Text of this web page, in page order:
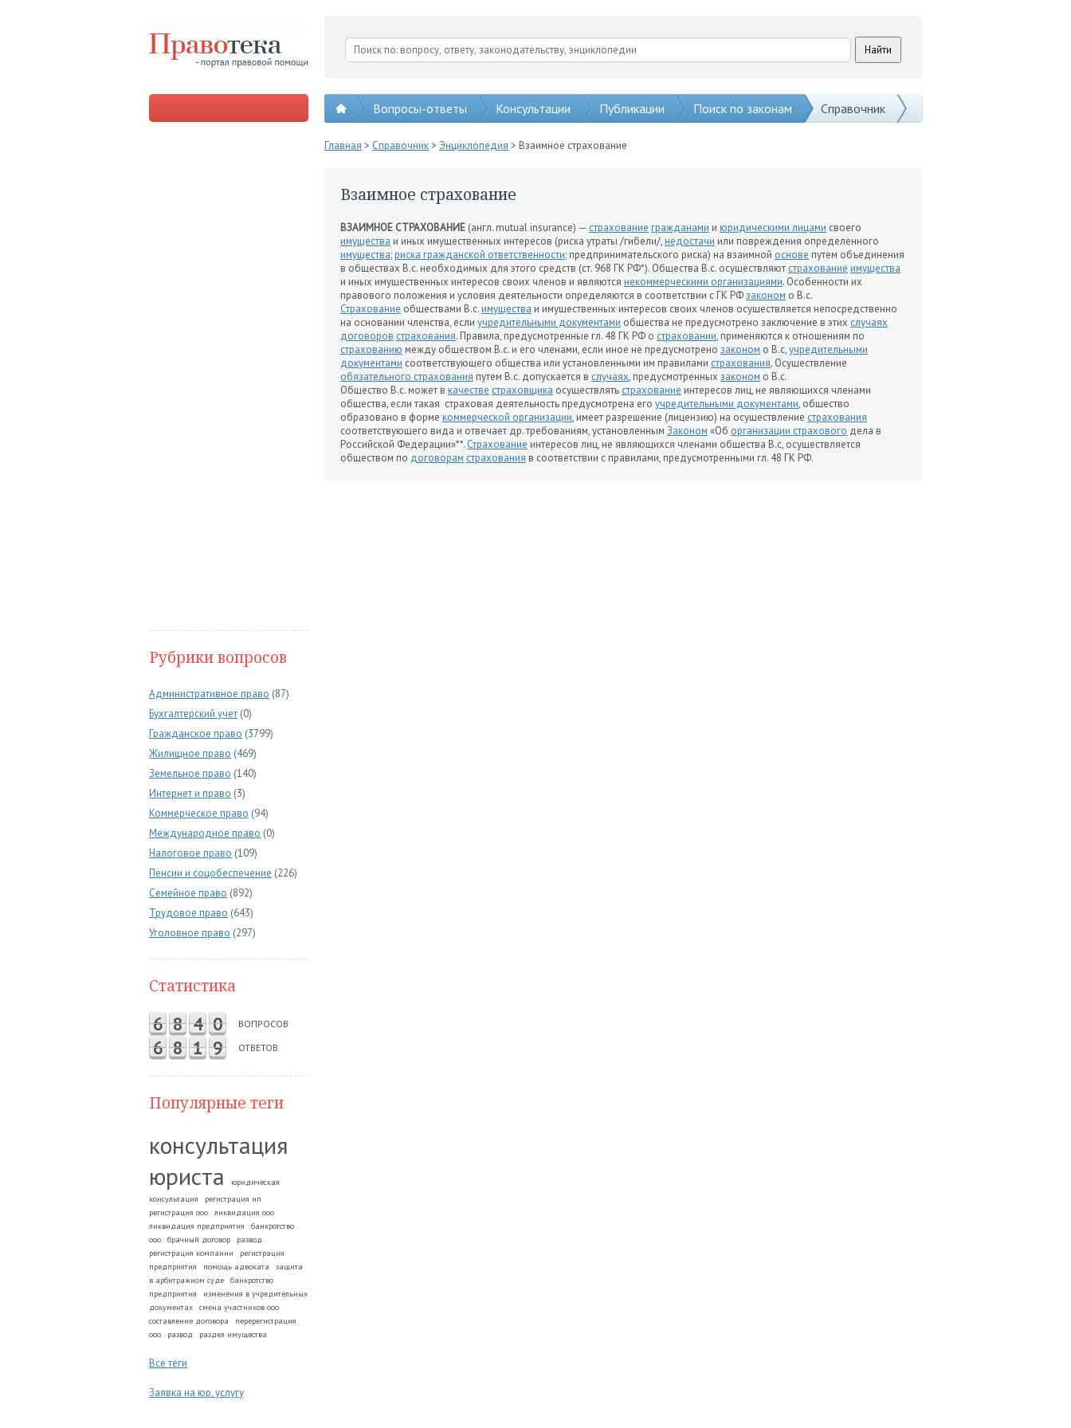
Вопросы-ответы Консультации Публикации Поиск по законам Справочник
Рубрики вопросов
Административное право (87)
Бухгалтерский учет (0)
Гражданское право (3799)
Жилищное право (469)
Земельное право (140)
Интернет и право (3)
Коммерческое право (94)
Международное право (0)
Налоговое право (109)
Пенсии и соцобеспечение (226)
Семейное право (892)
Трудовое право (643)
Уголовное право (297)
Статистика
6 8 4 0 ВОПРОСОВ
6 8 1 9 ОТВЕТОВ
Популярные теги
консультация
юриста
юридическая
консультация
регистрация ип
регистрация ооо
ликвидация ооо
ликвидация предприятия
банкротство
ооо
брачный договор
развод.
регистрация компании
регистрация
предприятия
помощь адвоката
защита
в арбитражном суде
банкротство
предприятия
изменения в учредительных
документах
смена участников ооо
составление договора
перерегистрация
ооо
развод раздел имущества
Все теги
Заявка на юр. услугу
Главная > Справочник> Энциклопедия > Взаимное страхование
Взаимное страхование
ВЗАИМНОЕ СТРАХОВАНИЕ (англ. mutual insurance) — страхование гражданами и юридическими лицами своего
имущества и иных имущественных интересов (риска утраты /гибели/,недостачи или повреждения определенного
имущества;риска гражданской ответственности; предпринимательского риска) на взаимной основе путем объединения
в обществах В.с. необходимых для этого средств (ст. 968 ГК РФ*). Общества В.с. осуществляют страхование имущества
и иных имущественных интересов своих членов и являются некоммерческими организациями. Особенности их
правового положения и условия деятельности определяются в соответствии с ГК РФзаконом о В.с.
Страхование обществами В.с.имущества и имущественных интересов своих членов осуществляется непосредственно
на основании членства, если учредительными документами общества не предусмотрено заключение в этих случаях
договоров страхования. Правила, предусмотренные гл. 48 ГК РФ о страховании, применяются к отношениям по
страхованию между обществом В.с. и его членами, если иное не предусмотрено законом о В.с,учредительными
документами соответствующего общества или установленными им правилами страхования. Осуществление
обязательного страхования путем В.с. допускается в случаях, предусмотренных законом о В.с.
Общество В.с. может в качестве страховщика осуществлять страхование интересов лиц, не являющихся членами
общества, если такая страховая деятельность предусмотрена его учредительными документами, общество
образовано в форме коммерческой организации, имеет разрешение (лицензию) на осуществление страхования
соответствующего вида и отвечает др. требованиям, установленным Законом «Об организации страхового дела в
Российской Федерации»**. Страхование интересов лиц, не являющихся членами общества В.с, осуществляется
обществом по договорам страхования в соответствии с правилами, предусмотренными гл. 48 ГК РФ.